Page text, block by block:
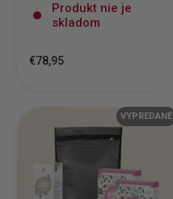
Produkt nie je
skladom
€78,95
VYPREDANÉ